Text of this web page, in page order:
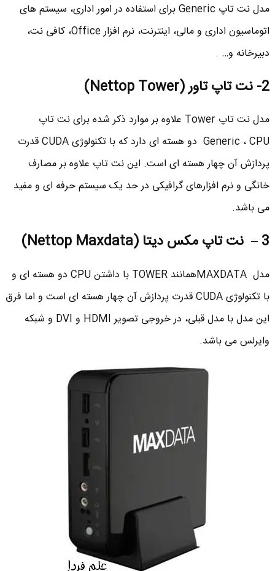
مدل نت تاپ Generic برای استفاده در امور اداری، سیستم های
اتوماسیون اداری و مالی، اینترنت، نرم افزار Office، کافی نت،
دبیرخانه و… .
2- نت تاپ تاور (Nettop Tower)
مدل نت تاپ Tower علاوه بر موارد ذکر شده برای نت تاپ
Generic ، CPU دو هسته ای دارد که با تکنولوژی CUDA قدرت
پردازش آن چهار هسته ای است. این نت تاپ علاوه بر مصارف
خانگی و نرم افزارهای گرافیکی در حد یک سیستم حرفه ای و مفید
می باشد.
3 – نت تاپ مکس دیتا (Nettop Maxdata)
مدل MAXDATAهمانند TOWER با داشتن CPU دو هسته ای و
با تکنولوژی CUDA قدرت پردازش آن چهار هسته ای است و اما فرق
این مدل با مدل قبلی، در خروجی تصویر HDMI و DVI و شبکه
وایرلس می باشد.